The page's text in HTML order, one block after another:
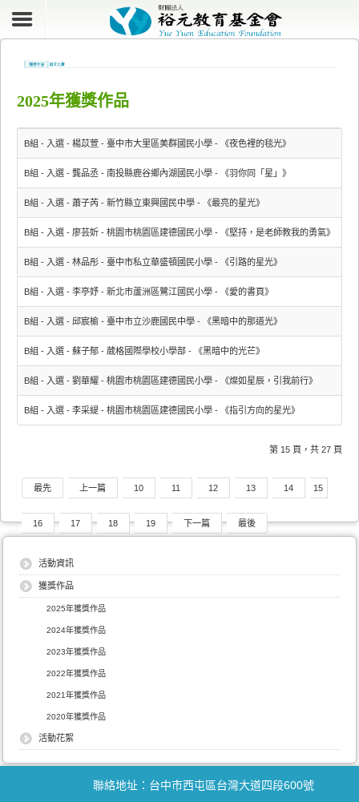
2025年獲獎作品
B組 - 入選 - 楊苡萱 - 臺中市大里區美群國民小學 - 《夜色裡的毯光》
B組 - 入選 - 龔品丞 - 南投縣鹿谷鄉內湖國民小學 - 《羽你同「星」》
B組 - 入選 - 蕭子芮 - 新竹縣立東興國民中學 - 《最亮的星光》
B組 - 入選 - 廖芸妡 - 桃園市桃園區建德國民小學 - 《堅持，是老師教我的勇氣》
B組 - 入選 - 林品彤 - 臺中市私立華盛頓國民小學 - 《引路的星光》
B組 - 入選 - 李亭妤 - 新北市蘆洲區鷺江國民小學 - 《愛的書頁》
B組 - 入選 - 邱宸榆 - 臺中市立沙鹿國民中學 - 《黑暗中的那道光》
B組 - 入選 - 蘇子郁 - 葳格國際學校小學部 - 《黑暗中的光芒》
B組 - 入選 - 劉華耀 - 桃園市桃園區建德國民小學 - 《燦如星辰，引我前行》
B組 - 入選 - 李采緹 - 桃園市桃園區建德國民小學 - 《指引方向的星光》
第 15 頁，共 27 頁
最先 上一篇 10 11 12 13 14 15
16 17 18 19 下一篇 最後
活動資訊
獲獎作品
2025年獲獎作品
2024年獲獎作品
2023年獲獎作品
2022年獲獎作品
2021年獲獎作品
2020年獲獎作品
活動花絮
聯絡地址：台中市西屯區台灣大道四段600號